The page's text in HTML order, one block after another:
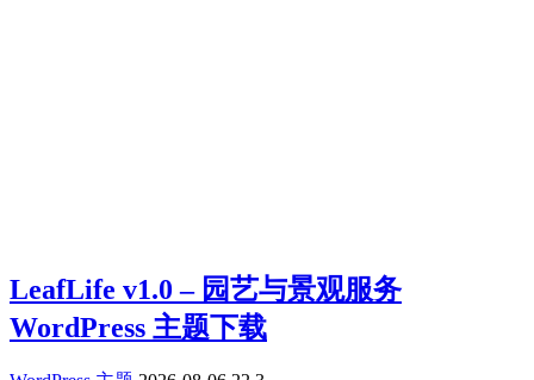
LeafLife v1.0 – 园艺与景观服务
WordPress 主题下载